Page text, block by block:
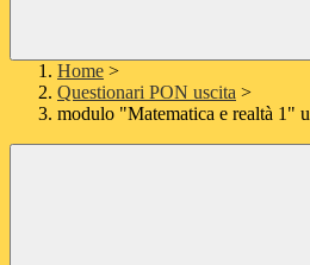
Home >
Questionari PON uscita >
modulo "Matematica e realtà 1"